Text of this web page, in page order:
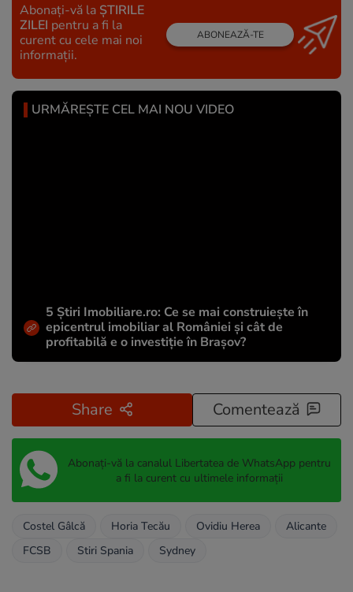
Abonați-vă la ȘTIRILE
ZILEI pentru a fi la
curent cu cele mai noi
informații.
ABONEAZĂ-TE
URMĂREȘTE CEL MAI NOU VIDEO
5 Știri Imobiliare.ro: Ce se mai construiește în
epicentrul imobiliar al României și cât de
profitabilă e o investiție în Brașov?
Share Comentează
Abonați-vă la canalul Libertatea de WhatsApp pentru
a fi la curent cu ultimele informații
Costel Gâlcă Horia Tecău Ovidiu Herea
Alicante
FCSB
Stiri Spania Sydney